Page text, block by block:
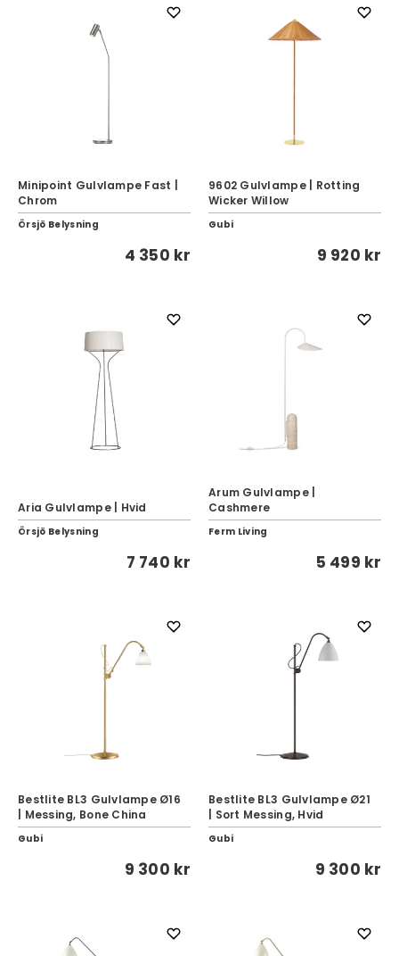
Minipoint Gulvlampe Fast |
Chrom
Örsjö Belysning
4 350 kr
9602 Gulvlampe | Rotting
Wicker Willow
Gubi
9 920 kr
Aria Gulvlampe | Hvid
Örsjö Belysning
7 740 kr
Arum Gulvlampe |
Cashmere
Ferm Living
5 499 kr
Bestlite BL3 Gulvlampe Ø16
| Messing, Bone China
Gubi
9 300 kr
Bestlite BL3 Gulvlampe Ø21
| Sort Messing, Hvid
Gubi
9 300 kr